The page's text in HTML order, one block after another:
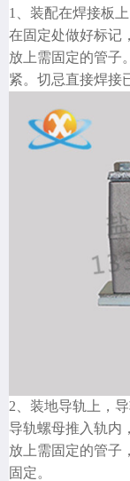
1、装配在焊接板
在固定处做好标记
放上需固定的管子
紧。切忌直接焊接
2、装地导轨上，
导轨螺母推入轨内
放上需固定的管子
固定。